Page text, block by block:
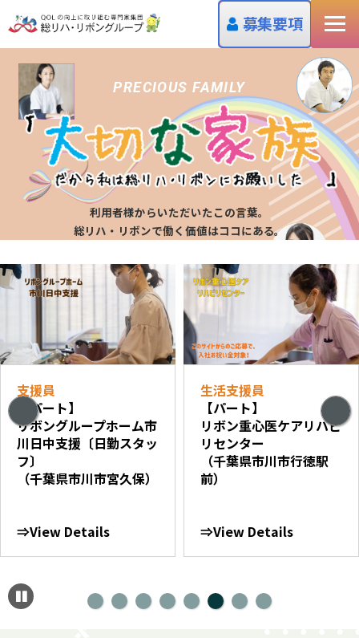
募集要項
PRECIOUS FAMILY
利用者様からいただいたこの言葉。
総リハ・リボンで働く価値はココにある。
支援員
【パート】
リボングループホーム市
川日中支援〔日勤スタッ
フ〕
（千葉県市川市宮久保）
⇒View Details
生活支援員
【パート】
リボン重心医ケアリハビ
リセンター
（千葉県市川市行徳駅
前）
⇒View Details